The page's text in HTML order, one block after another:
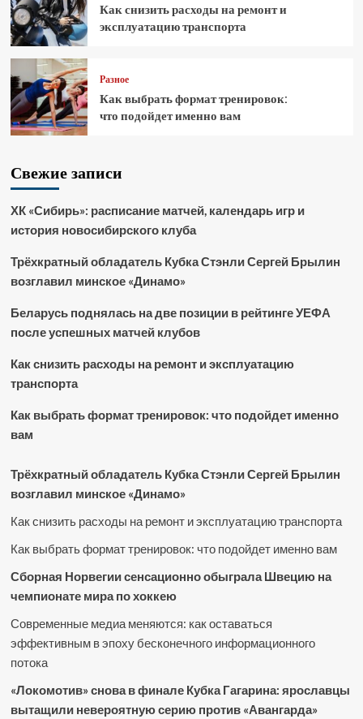
Как снизить расходы на ремонт и
эксплуатацию транспорта
Разное
Как выбрать формат тренировок:
что подойдет именно вам
Свежие записи
ХК «Сибирь»: расписание матчей, календарь игр и
история новосибирского клуба
Трёхкратный обладатель Кубка Стэнли Сергей Брылин
возглавил минское «Динамо»
Беларусь поднялась на две позиции в рейтинге УЕФА
после успешных матчей клубов
Как снизить расходы на ремонт и эксплуатацию
транспорта
Как выбрать формат тренировок: что подойдет именно
вам
Трёхкратный обладатель Кубка Стэнли Сергей Брылин
возглавил минское «Динамо»
Как снизить расходы на ремонт и эксплуатацию транспорта
Как выбрать формат тренировок: что подойдет именно вам
Сборная Норвегии сенсационно обыграла Швецию на
чемпионате мира по хоккею
Современные медиа меняются: как оставаться
эффективным в эпоху бесконечного информационного
потока
«Локомотив» снова в финале Кубка Гагарина: ярославцы
вытащили невероятную серию против «Авангарда»